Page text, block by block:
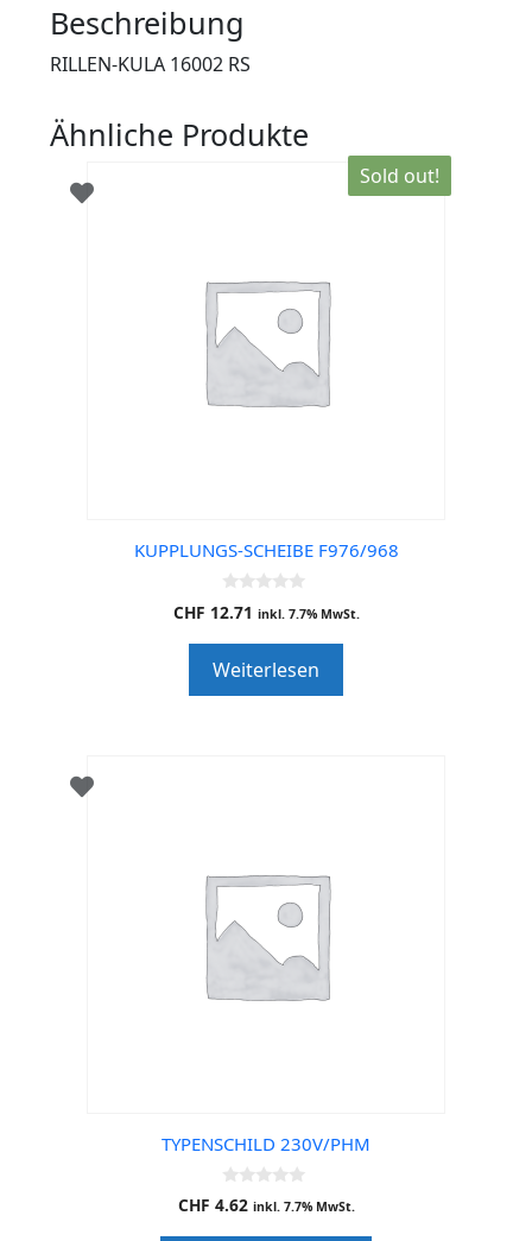
Beschreibung
RILLEN-KULA 16002 RS
Ähnliche Produkte
Sold out!
KUPPLUNGS-SCHEIBE F976/968
0
o
o
f
5
CHF 12.71 inkl. 7.7% MwSt.
Weiterlesen
TYPENSCHILD 230V/PHM
0
o
CHF 4.62 inkl. 7.7% MwSt.